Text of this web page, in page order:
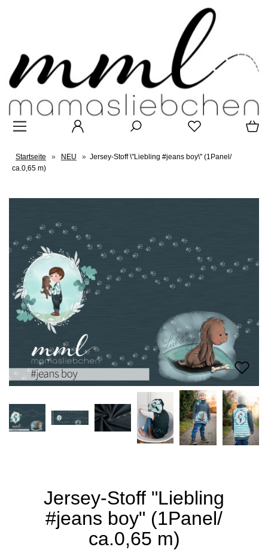
Startseite » NEU » Jersey-Stoff \"Liebling #jeans boy\" (1Panel/
ca.0,65 m)
Jersey-Stoff "Liebling
#jeans boy" (1Panel/
ca.0,65 m)